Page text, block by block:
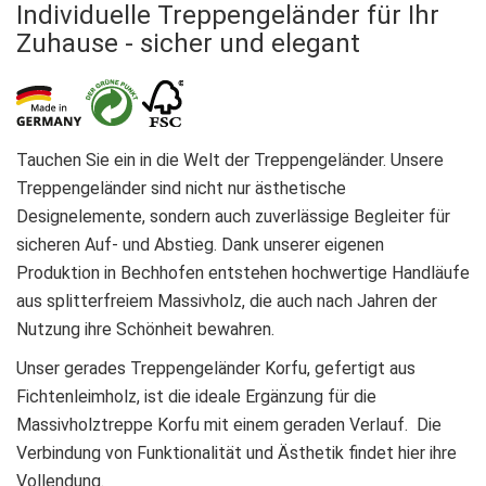
Individuelle Treppengeländer für Ihr
Zuhause - sicher und elegant
Tauchen Sie ein in die Welt der Treppengeländer. Unsere
Treppengeländer sind nicht nur ästhetische
Designelemente, sondern auch zuverlässige Begleiter für
sicheren Auf- und Abstieg. Dank unserer eigenen
Produktion in Bechhofen entstehen hochwertige Handläufe
aus splitterfreiem Massivholz, die auch nach Jahren der
Nutzung ihre Schönheit bewahren.
Unser gerades Treppengeländer Korfu, gefertigt aus
Fichtenleimholz, ist die ideale Ergänzung für die
Massivholztreppe Korfu mit einem geraden Verlauf. Die
Verbindung von Funktionalität und Ästhetik findet hier ihre
Vollendung.